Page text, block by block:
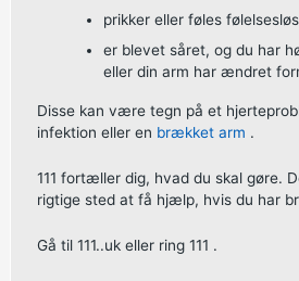
prikker eller føles følelsesløs
er blevet såret, og du har
eller din arm har ændret
Disse kan være tegn på et
infektion eller en brækket arm .
111 fortæller dig, hvad du skal gøre.
rigtige sted at få hjælp, hvis du har
Gå til 111..ukeller ring 111 .